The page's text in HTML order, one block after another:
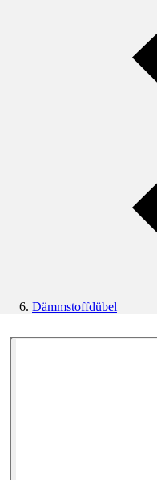
Dämmstoffdübel